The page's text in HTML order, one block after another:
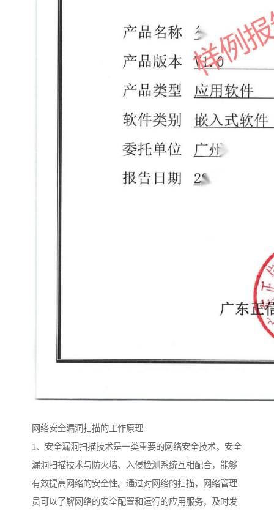
网络安全漏洞扫描的工作原理
1、安全漏洞扫描技术是一类重要的网络安全技术。安全
漏洞扫描技术与防火墙、入侵检测系统互相配合，能够
有效提高网络的安全性。通过对网络的扫描，网络管理
员可以了解网络的安全配置和运行的应用服务，及时发